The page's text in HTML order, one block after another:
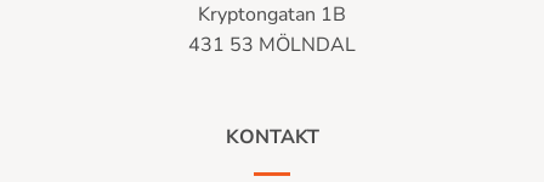
Kryptongatan 1B
431 53 MÖLNDAL
KONTAKT